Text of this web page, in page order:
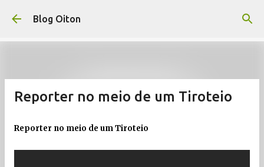
Pular para o conteúdo principal
Blog Oiton
Reporter no meio de um Tiroteio
Reporter no meio de um Tiroteio